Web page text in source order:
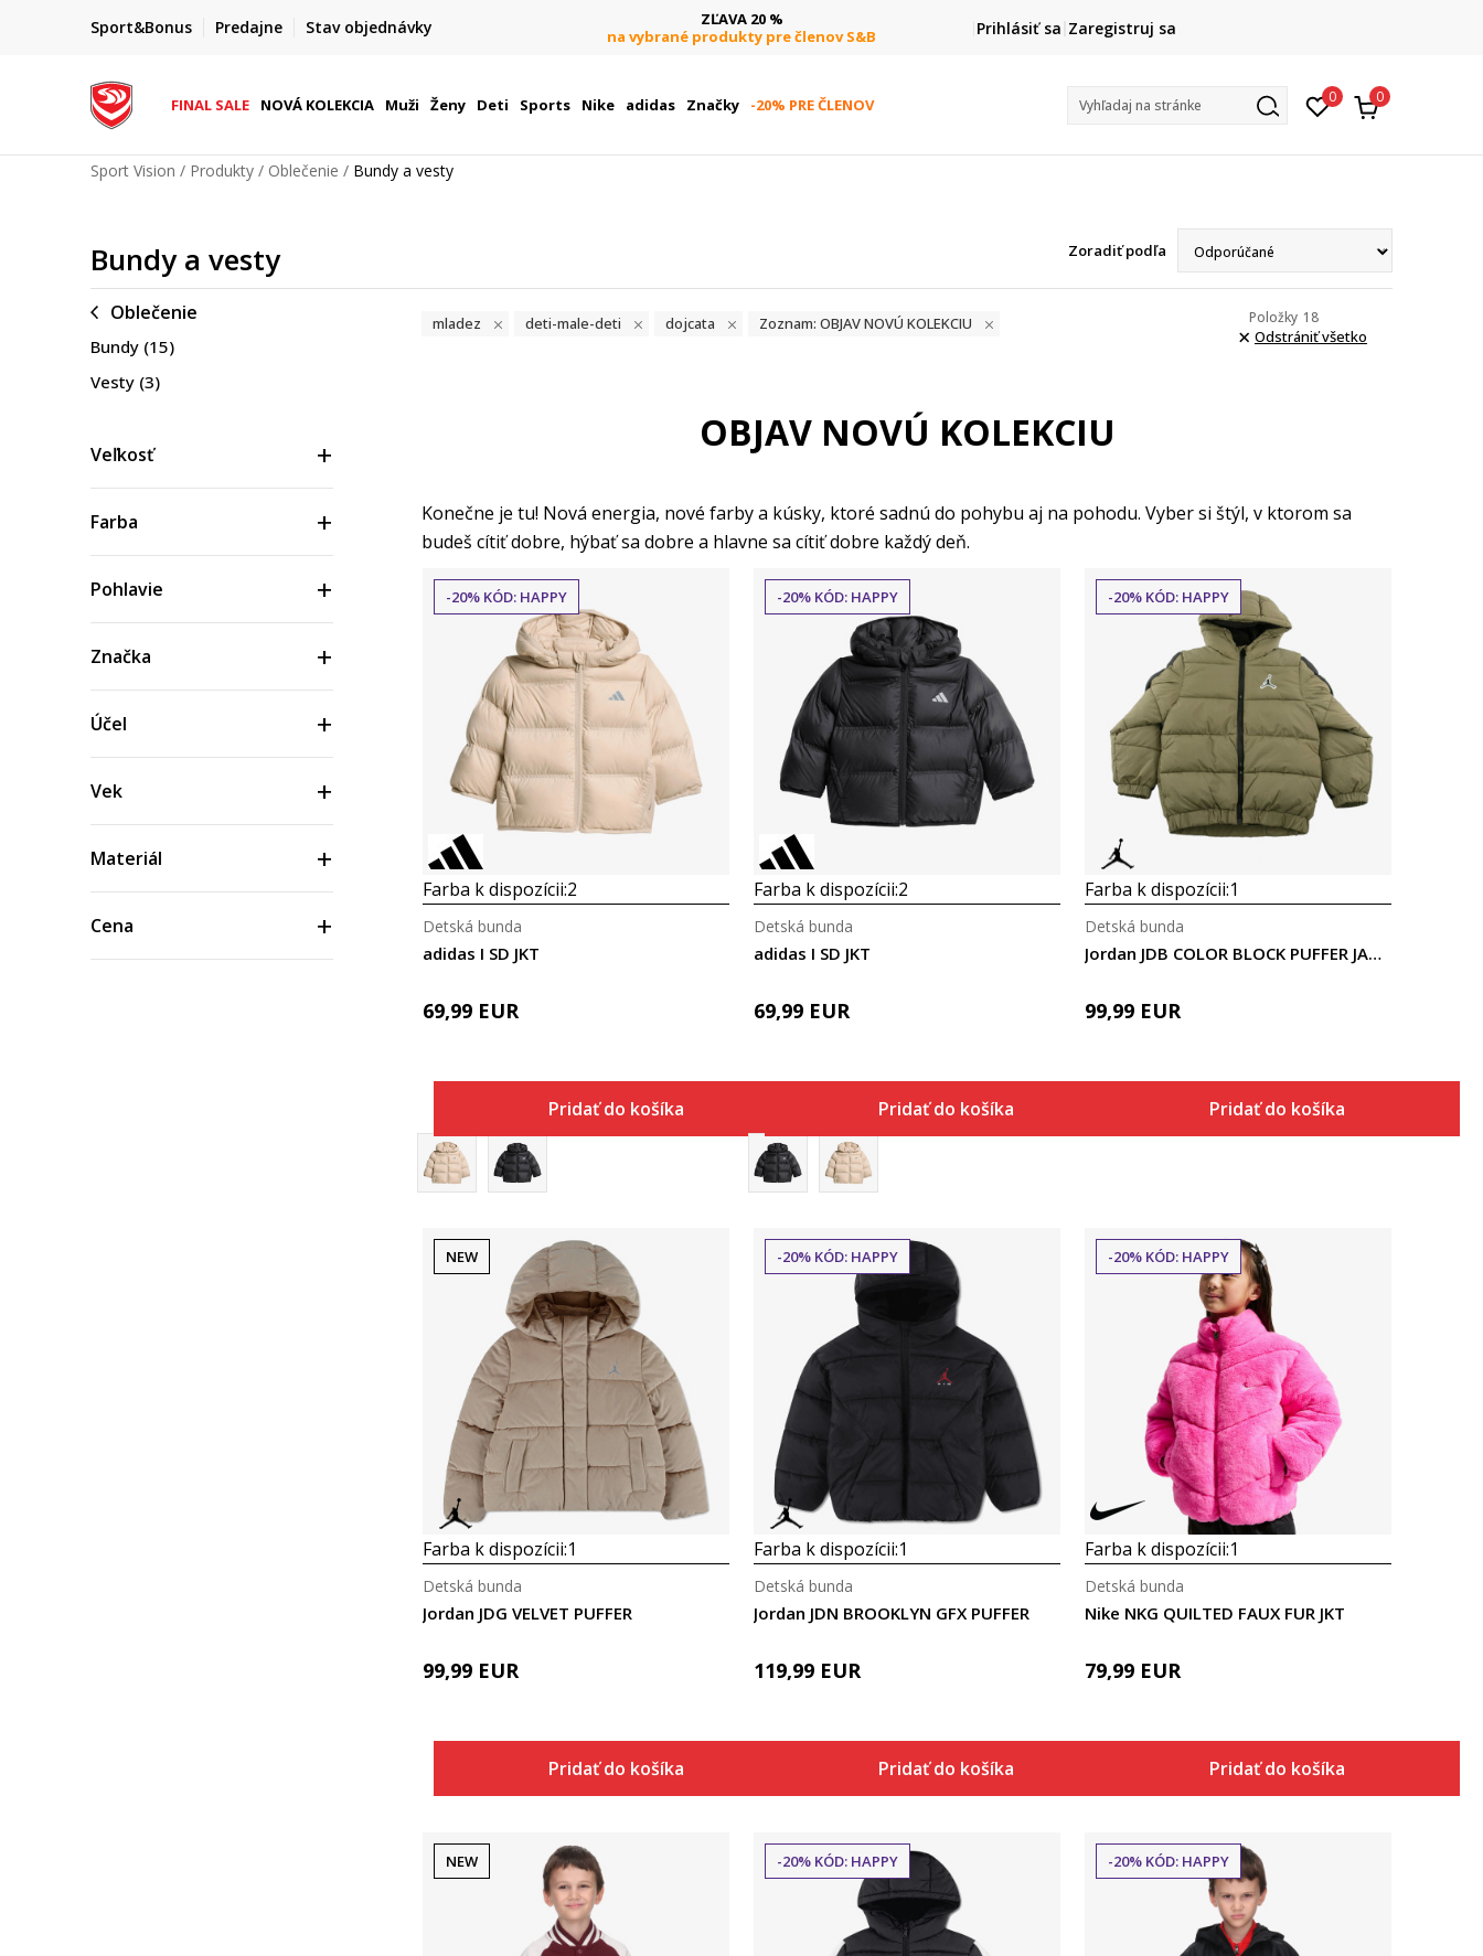
Sport&Bonus Predajne Stav objednávky
ZĽAVA 20 %
na vybrané produkty pre členov S&B
DOPRAVA ZADARMO
pri objednaní nad 80 €(neplatí pre Click&Collect)
HAPPY HOURS -20 %
Na vybrané nezľavnené kúsky. Len do 9. 8.
Prihlásiť sa Zaregistruj sa
FINAL SALE NOVÁ KOLEKCIA Muži Ženy Deti Sports Nike adidas Značky -20% PRE ČLENOV Vyhľadaj na stránke 0 0
Sport Vision Produkty Oblečenie Bundy a vesty
Bundy a vesty Zoradiť podľa
Oblečenie
Bundy (15)
Vesty (3)
Veľkosť
Farba
Pohlavie
Značka
Účel
Vek
Materiál
Cena
mladez deti-male-deti dojcata Zoznam: OBJAV NOVÚ KOLEKCIU 18
Položky
Odstrániť všetko
OBJAV NOVÚ KOLEKCIU
Konečne je tu! Nová energia, nové farby a kúsky, ktoré sadnú do pohybu aj na pohodu. Vyber si štýl, v ktorom sa
budeš cítiť dobre, hýbať sa dobre a hlavne sa cítiť dobre každý deň.
Porovnaj
-20% KÓD: HAPPY
Farba k dispozícii:2
adidas I SD JKT
Detská bunda
69,99 EUR
Pridať do košíka
Porovnaj
-20% KÓD: HAPPY
Farba k dispozícii:2
adidas I SD JKT
Detská bunda
69,99 EUR
Pridať do košíka
Porovnaj
-20% KÓD: HAPPY
Farba k dispozícii:1
Jordan JDB COLOR BLOCK PUFFER JACKET
Detská bunda
99,99 EUR
Pridať do košíka
Porovnaj
NEW
Farba k dispozícii:1
Jordan JDG VELVET PUFFER
Detská bunda
99,99 EUR
Pridať do košíka
Porovnaj
-20% KÓD: HAPPY
Farba k dispozícii:1
Jordan JDN BROOKLYN GFX PUFFER
Detská bunda
119,99 EUR
Pridať do košíka
Porovnaj
-20% KÓD: HAPPY
Farba k dispozícii:1
Nike NKG QUILTED FAUX FUR JKT
Detská bunda
79,99 EUR
Pridať do košíka
NEW -20% KÓD: HAPPY -20% KÓD: HAPPY